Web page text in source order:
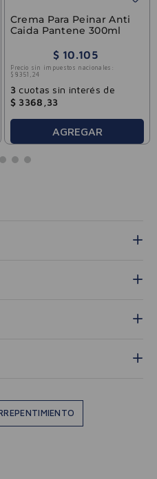
Crema Para Peinar Anti
Caida Pantene 300ml
$ 10.105
Precio sin impuestos nacionales:
$ 8351 24
3cuotas sin interés de
$ 3368 33
AGREGAR